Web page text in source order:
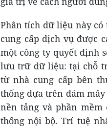
Phân tích dữ liệu này có
cung cấp dịch vụ được
một công ty quyết định
lưu trữ dữ liệu: tại chỗ
từ nhà cung cấp bên
thống dựa trên đám
nền tảng và phần
thống nội bộ. Trí tuệ